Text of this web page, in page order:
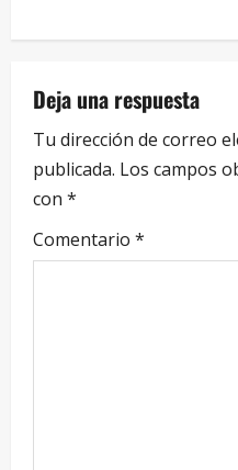
Deja una respuesta
Tu dirección de correo
publicada. Los campos
con *
Comentario *